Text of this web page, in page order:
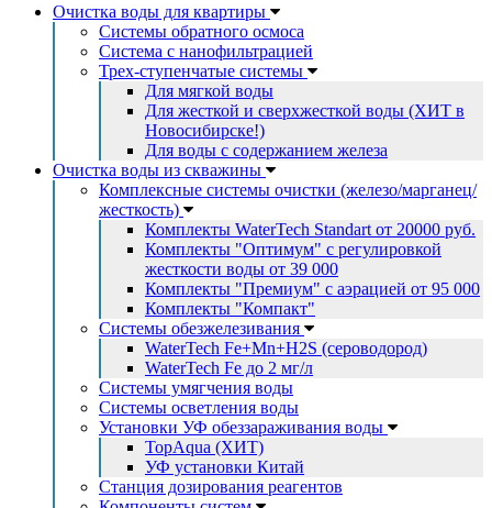
Очистка воды для квартиры
Системы обратного осмоса
Система с нанофильтрацией
Трех-ступенчатые системы
Для мягкой воды
Для жесткой и сверхжесткой воды (ХИТ в
Новосибирске!)
Для воды с содержанием железа
Очистка воды из скважины
Комплексные системы очистки (железо/марганец/
жесткость)
Комплекты WaterTech Standart от 20000 руб.
Комплекты "Оптимум" с регулировкой
жесткости воды от 39 000
Комплекты "Премиум" с аэрацией от 95 000
Комплекты "Компакт"
Системы обезжелезивания
WaterTech Fe+Mn+H2S (сероводород)
WaterTech Fe до 2 мг/л
Системы умягчения воды
Системы осветления воды
Установки УФ обеззараживания воды
TopAqua (ХИТ)
УФ установки Китай
Станция дозирования реагентов